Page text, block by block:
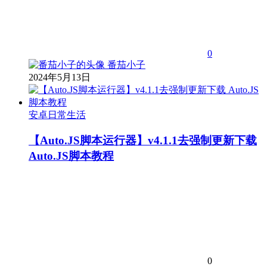
0
番茄小子
2024年5月13日
安卓日常生活
【Auto.JS脚本运行器】v4.1.1去强制更新下载
Auto.JS脚本教程
0